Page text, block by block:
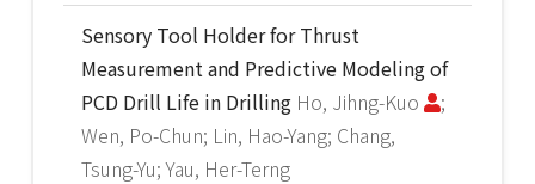
Sensory Tool Holder for Thrust
Measurement and Predictive Modeling of
PCD Drill Life in Drilling Ho, Jihng-Kuo
;
Wen, Po-Chun; Lin, Hao-Yang; Chang,
Tsung-Yu; Yau, Her-Terng